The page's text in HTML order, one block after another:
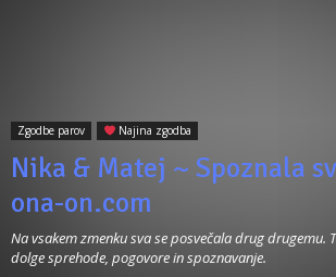
Zgodbe parov Najina zgodba
Nika & Matej ~ Spoznala
ona-on.com
Na vsakem zmenku sva se posvečala drug drugemu.
dolge sprehode, pogovore in spoznavanje.